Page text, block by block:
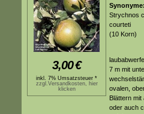
3,00€
inkl. 7% Umsatzsteuer *
zzgl.Versandkosten, hier
klicken
Synonyme:
Strychnos
courteti
(10 Korn)
7 m mit
ovalen,
Blättern
oder auch